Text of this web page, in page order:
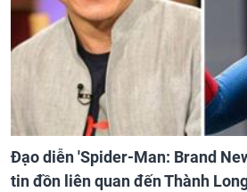
Đạo diễn 'Spider-Man: Brand
tin đồn liên quan đến Thành